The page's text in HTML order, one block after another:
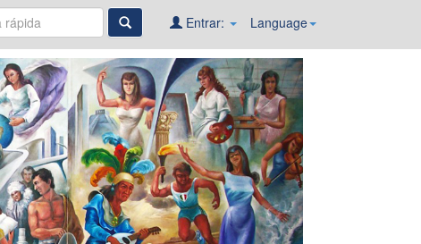
Language
Entrar: